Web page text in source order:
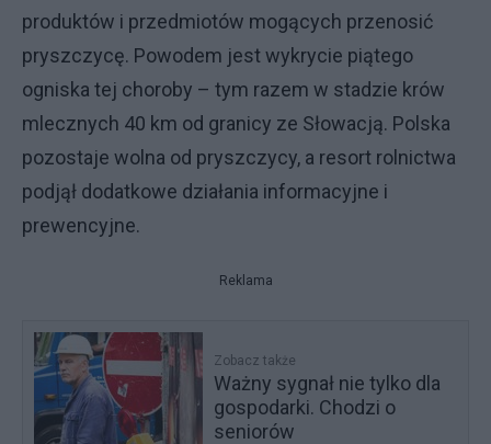
produktów i przedmiotów mogących przenosić
pryszczycę. Powodem jest wykrycie piątego
ogniska tej choroby – tym razem w stadzie krów
mlecznych 40 km od granicy ze Słowacją. Polska
pozostaje wolna od pryszczycy, a resort rolnictwa
podjął dodatkowe działania informacyjne i
prewencyjne.
Reklama
Zobacz także
Ważny sygnał nie tylko dla
gospodarki. Chodzi o
seniorów